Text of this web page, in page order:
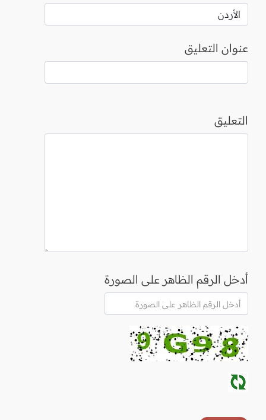
عنوان التعليق
التعليق
أدخل الرقم الظاهر على الصورة